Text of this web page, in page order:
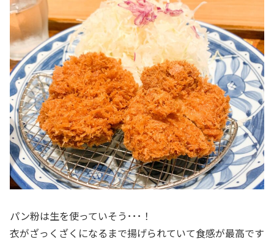
パン粉は生を使っていそう･･･！
衣がざっくざくになるまで揚げられていて食感が最高です